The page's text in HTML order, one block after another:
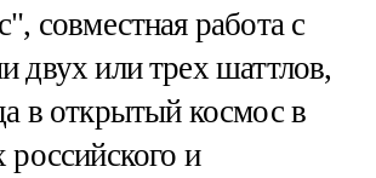
совместная работа с
двух или трех шаттлов,
в открытый космос в
российского и